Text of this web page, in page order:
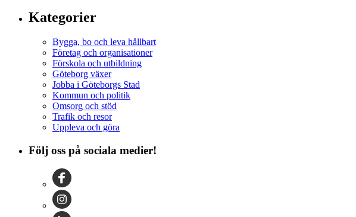
Kategorier
Bygga, bo och leva hållbart
Företag och organisationer
Förskola och utbildning
Göteborg växer
Jobba i Göteborgs Stad
Kommun och politik
Omsorg och stöd
Trafik och resor
Uppleva och göra
Följ oss på sociala medier!